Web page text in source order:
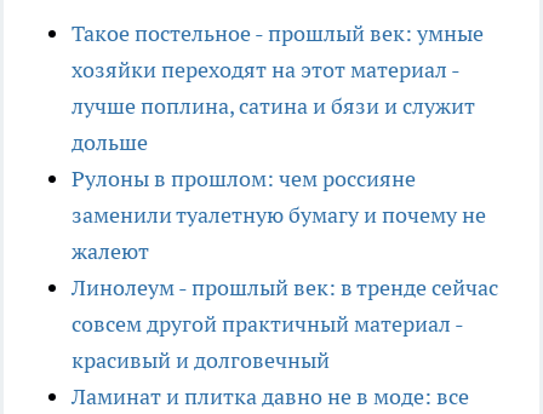
Такое постельное - прошлый век: умные
хозяйки переходят на этот материал -
лучше поплина, сатина и бязи и служит
дольше
Рулоны в прошлом: чем россияне
заменили туалетную бумагу и почему не
жалеют
Линолеум - прошлый век: в тренде сейчас
совсем другой практичный материал -
красивый и долговечный
Ламинат и плитка давно не в моде: все